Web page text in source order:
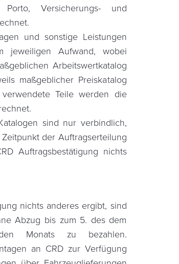
Porto, Versicherungs- und
und sonstige Leistungen
jeweiligen Aufwand, wobei
Arbeitswertkatalog
maßgeblicher Preiskatalog
Teile werden die
sind nur verbindlich,
der Auftragserteilung
Auftragsbestätigung nichts
nichts anderes ergibt, sind
Abzug bis zum 5. des dem
Monats zu bezahlen.
an CRD zur Verfügung